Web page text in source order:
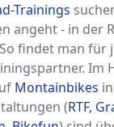
Trainings
angeht - in der
findet man für
Im
Montainbikes
(RTF,